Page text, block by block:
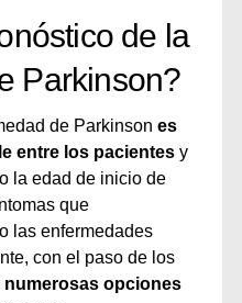
de la
Parkinson?
de Parkinson es
entre los pacientes y
la edad de inicio de
que
las enfermedades
con el paso de los
numerosas opciones